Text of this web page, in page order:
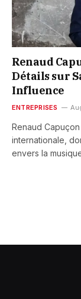
Renaud
Détails sur
Influence
ENTREPRISES
Renaud
internationale,
envers la